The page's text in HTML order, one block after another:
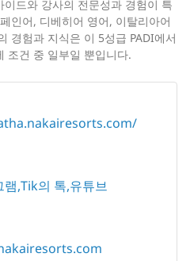
드와 강사의 전문성과 경험이 특
인어, 디베히어 영어, 이탈리아어
경험과 지식은 이 5성급 PADI에서
조건 중 일부일 뿐입니다.
램 Tik의 톡 유튜브